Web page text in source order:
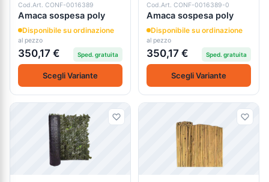
Cod.Art. CONF-0016389
Amaca sospesa poly
Disponibile su ordinazione
al pezzo
350,17 € Sped. gratuita
Scegli Variante
Cod.Art. CONF-0016389-0
Amaca sospesa poly
Disponibile su ordinazione
al pezzo
350,17 € Sped. gratuita
Scegli Variante